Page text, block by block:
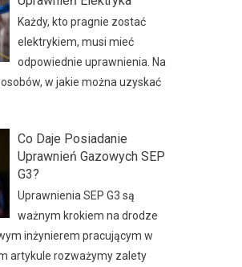
Każdy, kto pragnie zostać
elektrykiem, musi mieć
odpowiednie uprawnienia. Na
w jakie można uzyskać
Co Daje Posiadanie
Uprawnień Gazowych SEP
G3?
Uprawnienia SEP G3 są
ważnym krokiem na drodze
inżynierem pracującym w
artykule rozważymy zalety